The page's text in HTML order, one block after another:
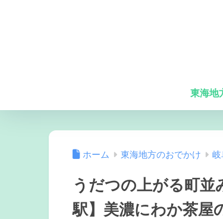
東海地
ホーム 東海地方のおでかけ 岐
うだつの上がる町並
駅】美濃にわか茶屋